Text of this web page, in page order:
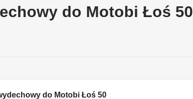
do Motobi Łoś 50
do Motobi Łoś 50